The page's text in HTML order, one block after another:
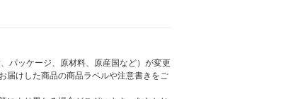
パッケージ、原材料、原産国など）が変更
届けした商品の商品ラベルや注意書きをご